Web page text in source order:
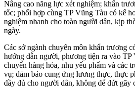
Nâng cao năng lực xét nghiệm; khẩn
tốc; phối hợp cùng TP Vũng Tàu có kế
nghiệm nhanh cho toàn người dân, kịp
ngày.
Các sở ngành chuyên môn khẩn trương
hướng dẫn người, phương tiện ra vào TP
chuyển hàng hóa, nhu yếu phẩm và các
vụ; đảm bảo cung ứng lương thực, thực
đầy đủ cho người dân, không để đứt gãy